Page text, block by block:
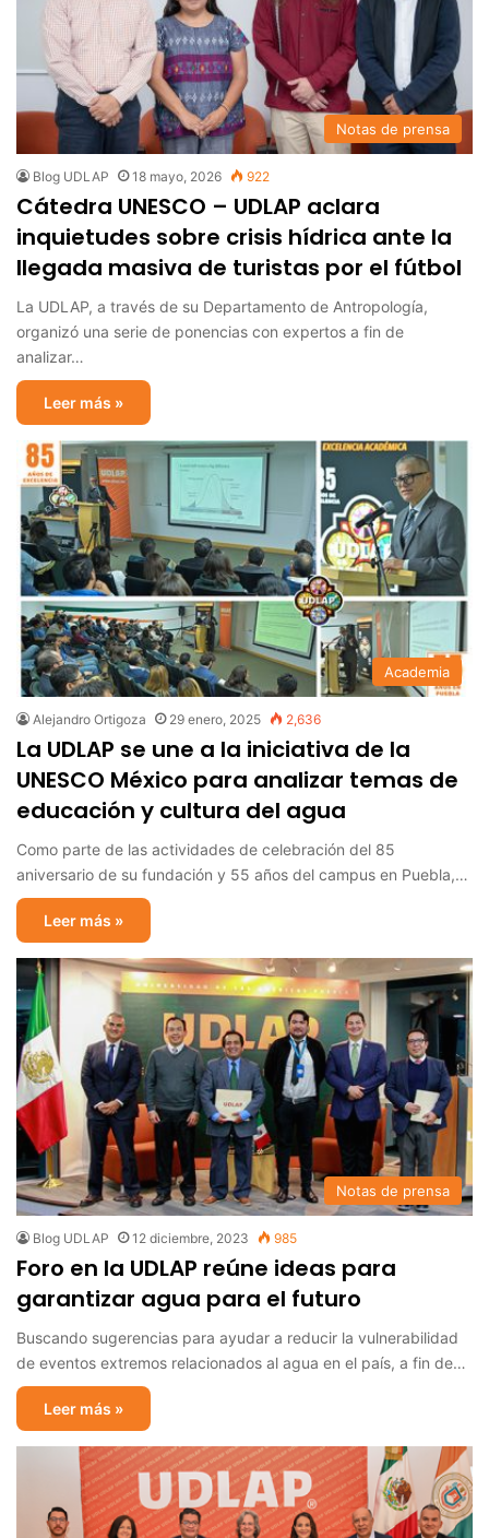
Notas de prensa
Blog UDLAP 18 mayo, 2026 922
Cátedra UNESCO – UDLAP aclara
inquietudes sobre crisis hídrica ante la
llegada masiva de turistas por el fútbol
La UDLAP, a través de su Departamento de Antropología,
organizó una serie de ponencias con expertos a fin de
analizar…
Leer más »
Academia
Alejandro Ortigoza 29 enero, 2025 2,636
La UDLAP se une a la iniciativa de la
UNESCO México para analizar temas de
educación y cultura del agua
Como parte de las actividades de celebración del 85
aniversario de su fundación y 55 años del campus en Puebla,…
Leer más »
Notas de prensa
Blog UDLAP 12 diciembre, 2023 985
Foro en la UDLAP reúne ideas para
garantizar agua para el futuro
Buscando sugerencias para ayudar a reducir la vulnerabilidad
de eventos extremos relacionados al agua en el país, a fin de…
Leer más »